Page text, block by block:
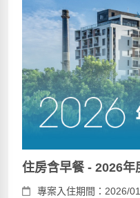
住房含早餐 - 2026年
專案入住期間：2026/